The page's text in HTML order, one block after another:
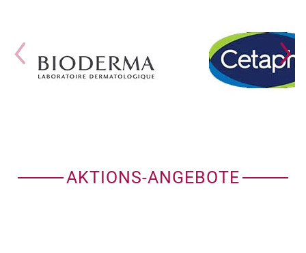
AKTIONS-ANGEBOTE